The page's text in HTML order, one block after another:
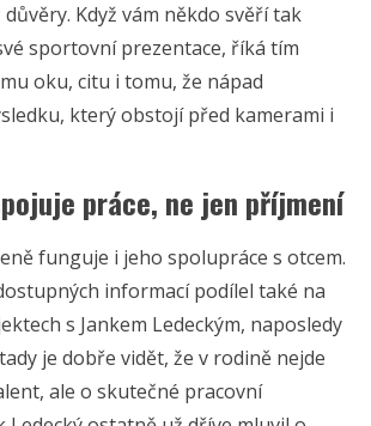
Když vám někdo svěří tak
sportovní prezentace, říká tím
oku, citu i tomu, že nápad
který obstojí před kamerami i
práce, ne jen příjmení
funguje i jeho spolupráce s otcem.
informací podílel také na
s Jankem Ledeckým, naposledy
je dobře vidět, že v rodině nejde
ale o skutečné pracovní